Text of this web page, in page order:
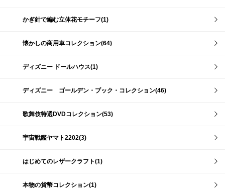
かぎ針で編む立体花モチーフ(1)
懐かしの商用車コレクション(64)
ディズニー ドールハウス(1)
ディズニー ゴールデン・ブック・コレクション(46)
歌舞伎特選DVDコレクション(53)
宇宙戦艦ヤマト2202(3)
はじめてのレザークラフト(1)
本物の貨幣コレクション(1)